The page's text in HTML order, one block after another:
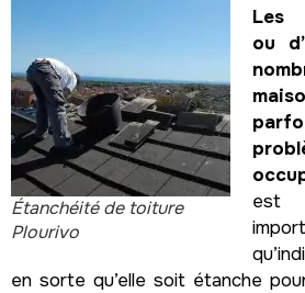
Étanchéité de toiture
Plourivo
Les
ou
est
en sorte qu’elle soit étanche